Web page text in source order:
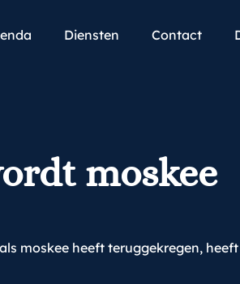
Diensten Contact
moskee
moskee heeft teruggekregen,